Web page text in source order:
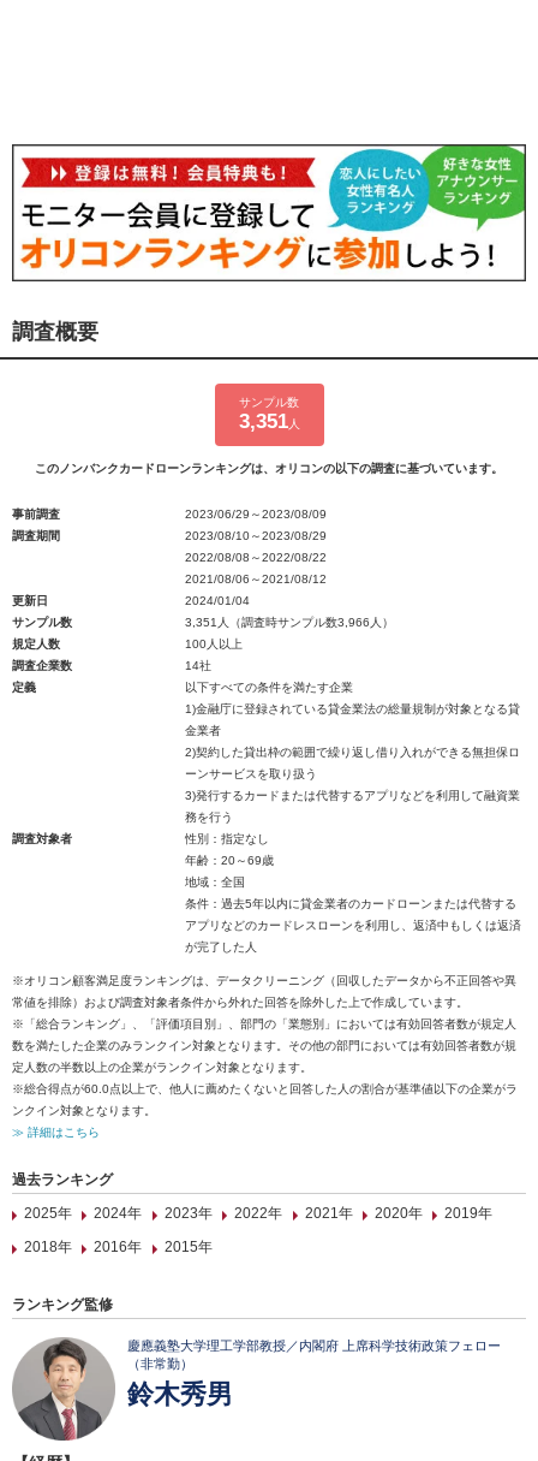
調査概要
サンプル数
3,351人
このノンバンクカードローンランキングは、オリコンの以下の調査に基づいています。
事前調査
2023/06/29～2023/08/09
調査期間
2023/08/10～2023/08/29
2022/08/08～2022/08/22
2021/08/06～2021/08/12
更新日
2024/01/04
サンプル数
3,351人（調査時サンプル数3,966人）
規定人数
100人以上
調査企業数
14社
定義
以下すべての条件を満たす企業
1)金融庁に登録されている貸金業法の総量規制が対象となる貸
金業者
2)契約した貸出枠の範囲で繰り返し借り入れができる無担保ロ
ーンサービスを取り扱う
3)発行するカードまたは代替するアプリなどを利用して融資業
務を行う
調査対象者
性別：指定なし
年齢：20～69歳
地域：全国
条件：過去5年以内に貸金業者のカードローンまたは代替する
アプリなどのカードレスローンを利用し、返済中もしくは返済
が完了した人
※オリコン顧客満足度ランキングは、データクリーニング（回収したデータから不正回答や異
常値を排除）および調査対象者条件から外れた回答を除外した上で作成しています。
※「総合ランキング」、「評価項目別」、部門の「業態別」においては有効回答者数が規定人
数を満たした企業のみランクイン対象となります。その他の部門においては有効回答者数が規
定人数の半数以上の企業がランクイン対象となります。
※総合得点が60.0点以上で、他人に薦めたくないと回答した人の割合が基準値以下の企業がラ
ンクイン対象となります。
≫ 詳細はこちら
過去ランキング
2025年
2024年 2023年 2022年 2021年 2020年
2019年
2018年
2016年 2015年
ランキング監修
慶應義塾大学理工学部教授／内閣府 上席科学技術政策フェロー
（非常勤）
鈴木秀男